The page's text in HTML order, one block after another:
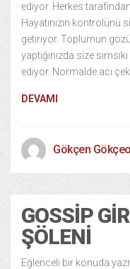
ediyor. Herkes
Hayatınızın kontrolünü
getiriyor. Toplumun
yaptığınızda size
ediyor. Normalde acı
DEVAMI
Gökçen
GOSSIP
ŞÖLENI
Eğlenceli bir konuda